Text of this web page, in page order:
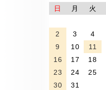
日
月 火
2
3 4
9
10 11
16
17 18
23
24 25
30
31